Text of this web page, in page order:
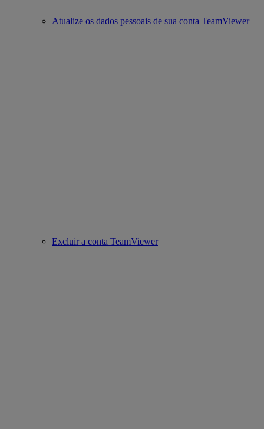
Atualize os dados pessoais de sua conta TeamViewer
Excluir a conta TeamViewer